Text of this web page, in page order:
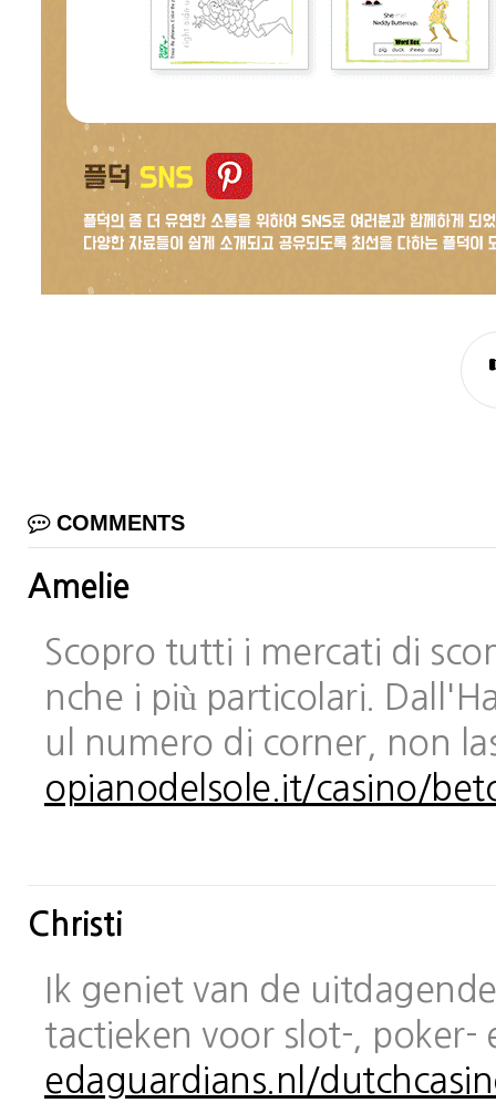
COMMENTS
Amelie
Scopro tutti i mercati di
nche i più particolari.
ul numero di corner, non
opianodelsole.it/casino/
Christi
Ik geniet van de
tactieken voor slot-,
edaguardians.nl/